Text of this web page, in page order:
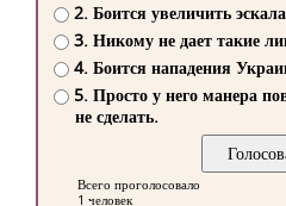
2. Боится увеличить
3. Никому не дает такие
4. Боится нападения
5. Просто у него манера
не сделать.
Всего проголосовало
1 человек